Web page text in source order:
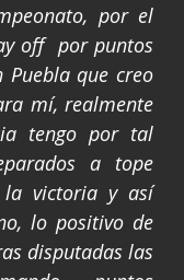
por el
off  por puntos
Puebla que creo
mí, realmente
tengo por tal
a tope
la victoria y así
lo positivo de
disputadas las